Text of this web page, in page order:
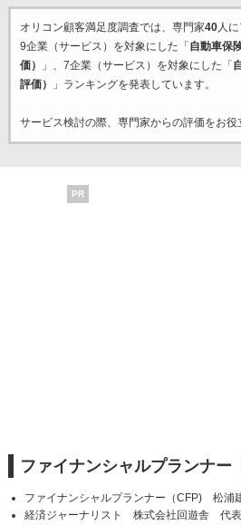
オリコン顧客満足度調査では、専門家40人に
9企業（サービス）を対象にした「 自動車保
価）
」、7企業（サービス）を対象にした「
評価）
」ランキングを発表しています。
サービス検討の際、専門家からの評価をお役
PR
ファイナンシャルプランナー
ファイナンシャルプランナー（CFP) 松浦
経済ジャーナリスト 株式会社回遊舎 代